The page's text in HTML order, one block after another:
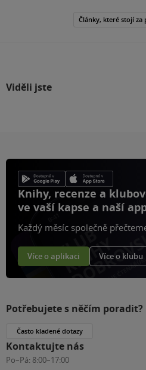
Články, které stojí za
Viděli jste
Knihy, recenze a
ve vaší kapse a naší
Každý měsíc společně
Více o aplikaci Více o klubu
Potřebujete s něčím poradit?
Často kladené dotazy
Kontaktujte nás
Po–Pá: 8:00–17:00